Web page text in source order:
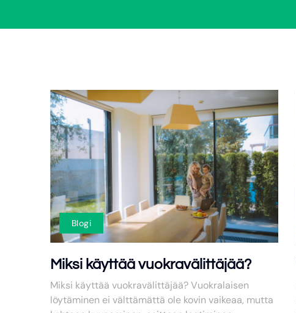
Blogi
Miksi käyttää vuokravälittäjää?
Miksi käyttää vuokravälittäjää? Vuokralaisen
löytäminen ei välttämättä ole kovin vaikeaa, mutta